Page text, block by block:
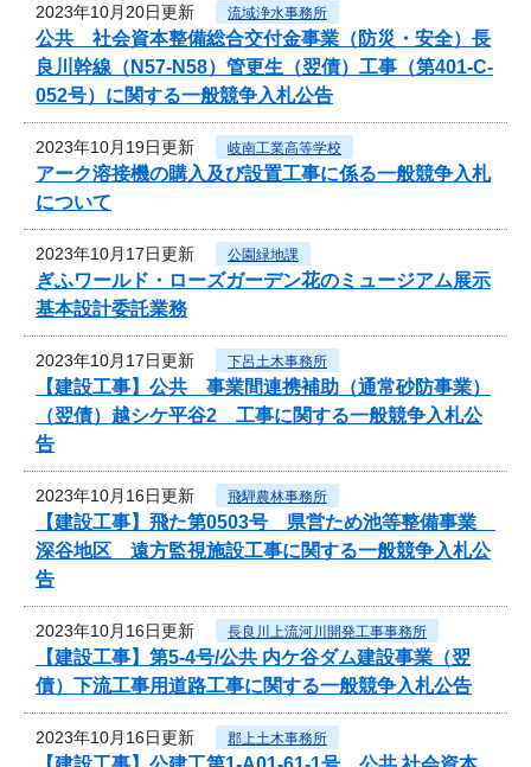
2023年10月20日更新 流域浄水事務所
公共 社会資本整備総合交付金事業（防災・安全）長
良川幹線（N57-N58）管更生（翌債）工事（第401-C-
052号）に関する一般競争入札公告
2023年10月19日更新 岐南工業高等学校
アーク溶接機の購入及び設置工事に係る一般競争入札
について
2023年10月17日更新 公園緑地課
ぎふワールド・ローズガーデン花のミュージアム展示
基本設計委託業務
2023年10月17日更新 下呂土木事務所
【建設工事】公共 事業間連携補助（通常砂防事業）
（翌債）越シケ平谷2 工事に関する一般競争入札公
告
2023年10月16日更新 飛騨農林事務所
【建設工事】飛た第0503号 県営ため池等整備事業
深谷地区 遠方監視施設工事に関する一般競争入札公
告
2023年10月16日更新 長良川上流河川開発工事事務所
【建設工事】第5-4号/公共 内ケ谷ダム建設事業（翌
債）下流工事用道路工事に関する一般競争入札公告
2023年10月16日更新 郡上土木事務所